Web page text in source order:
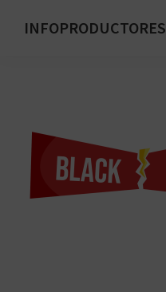
INFOPRODUCTORES